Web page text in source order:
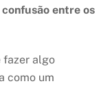
entre os
fazer algo
como um